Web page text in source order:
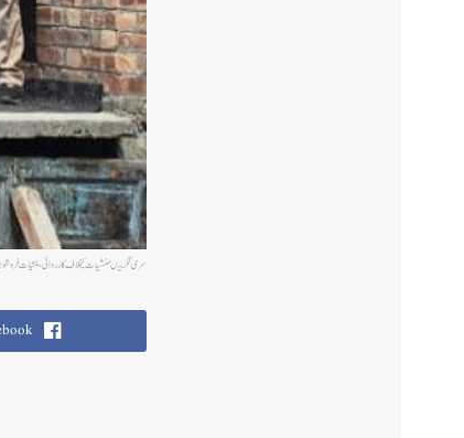
سری نگر میںمنشیات کیخلاف کارروائی، منشیات فروشوں کی 1.50 کروڑ روپے کی